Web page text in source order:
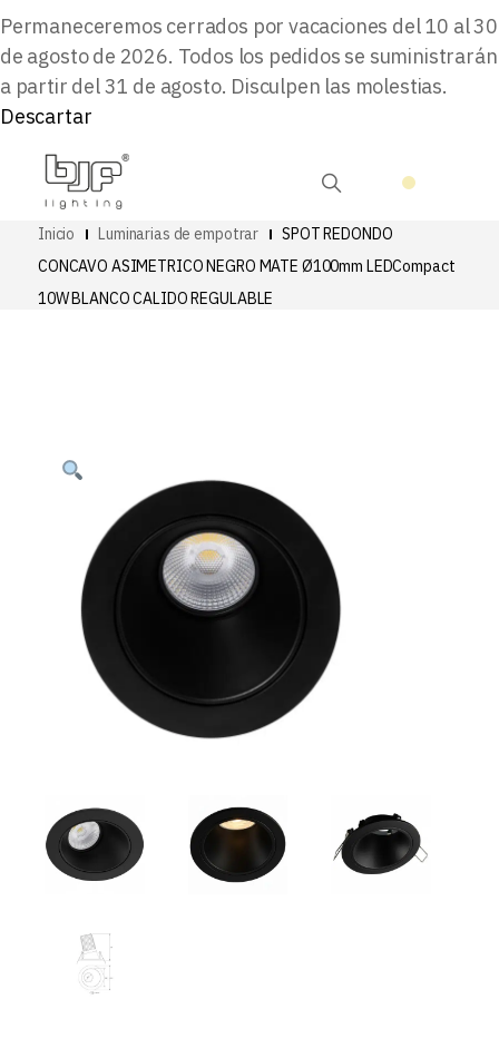
Permaneceremos cerrados por vacaciones del 10 al 30
de agosto de 2026. Todos los pedidos se suministrarán
a partir del 31 de agosto. Disculpen las molestias.
Descartar
Inicio Luminarias de empotrar
SPOT REDONDO
CONCAVO ASIMETRICO NEGRO MATE Ø100mm LEDCompact
10W BLANCO CALIDO REGULABLE